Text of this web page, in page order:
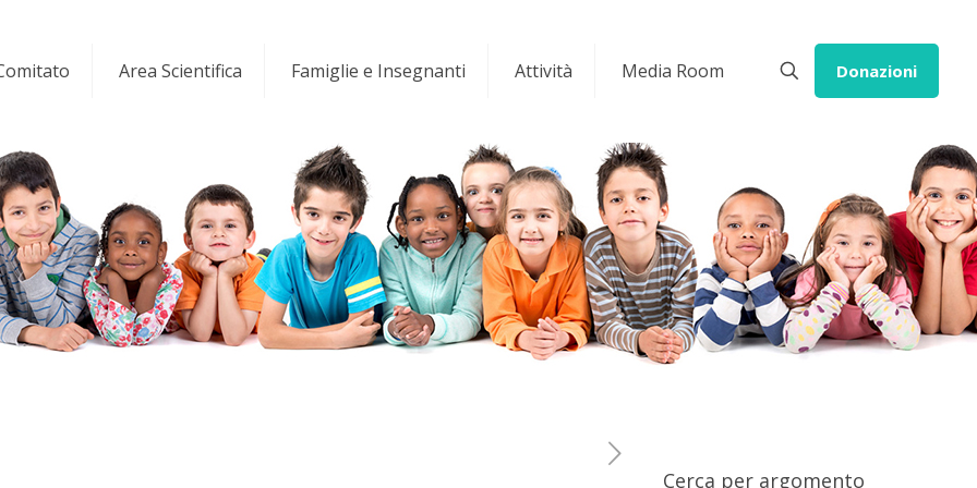
Area Scientifica Famiglie e Insegnanti Attività Media Room Donazioni
Cerca per argomento